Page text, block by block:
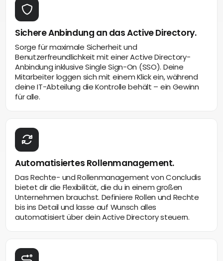
Sichere Anbindung an das Active Directory.
Sorge für maximale Sicherheit und
Benutzerfreundlichkeit mit einer Active Directory-
Anbindung inklusive Single Sign-On (SSO). Deine
Mitarbeiter loggen sich mit einem Klick ein, während
deine IT-Abteilung die Kontrolle behält – ein Gewinn
für alle.
Automatisiertes Rollenmanagement.
Das Rechte- und Rollenmanagement von Concludis
bietet dir die Flexibilität, die du in einem großen
Unternehmen brauchst. Definiere Rollen und Rechte
bis ins Detail und lasse auf Wunsch alles
automatisiert über dein Active Directory steuern.